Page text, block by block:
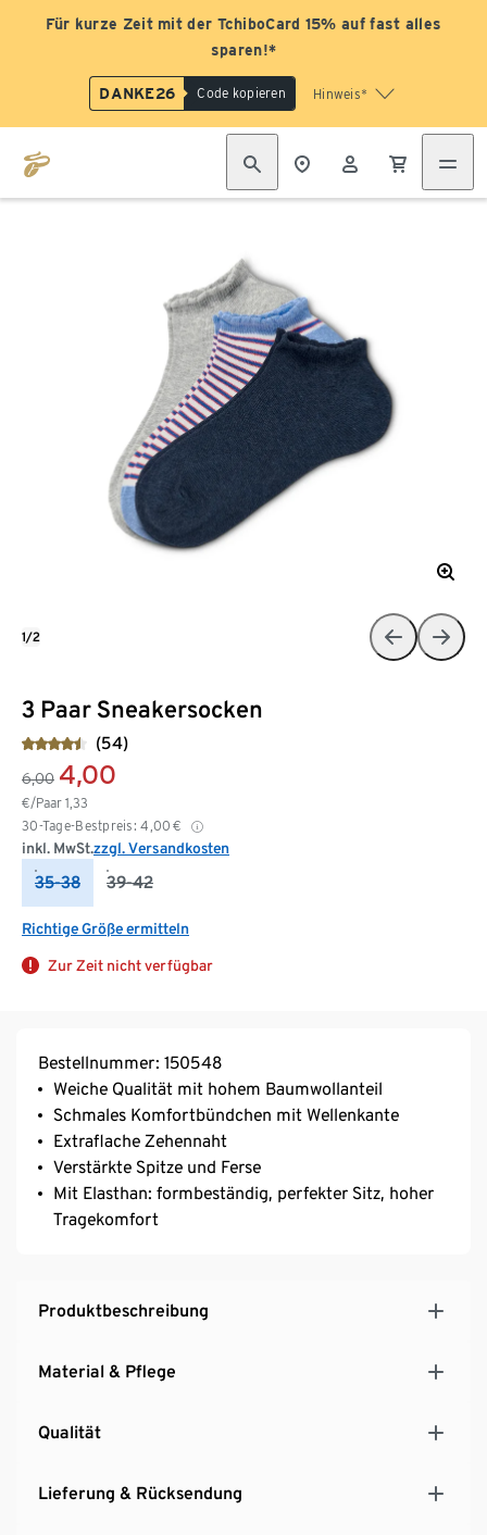
Für kurze Zeit mit der TchiboCard 15% auf fast alles
sparen!*
DANKE26 Code kopieren Hinweis*
3 Paar Sneakersocken
(54)
6,00 4,00
€/Paar 1,33
30-Tage-Bestpreis: 4,00 €
inkl. MwSt.zzgl. Versandkosten
35-38 39-42
Richtige Größe ermitteln
Zur Zeit nicht verfügbar
1/2
Bestellnummer: 150548
Weiche Qualität mit hohem Baumwollanteil
Schmales Komfortbündchen mit Wellenkante
Extraflache Zehennaht
Verstärkte Spitze und Ferse
Mit Elasthan: formbeständig, perfekter Sitz, hoher
Tragekomfort
Produktbeschreibung
Material & Pflege
Qualität
Lieferung & Rücksendung